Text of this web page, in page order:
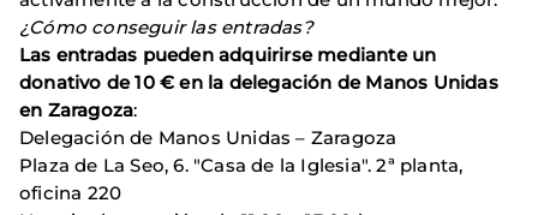
¿Cómo conseguir las entradas?
Las entradas pueden adquirirse mediante un
donativo de 10 € en la delegación de Manos Unidas
en Zaragoza:
Delegación de Manos Unidas – Zaragoza
Plaza de La Seo, 6. "Casa de la Iglesia". 2ª planta,
oficina 220